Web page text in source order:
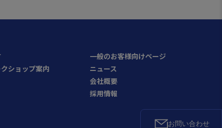
お問い合わせ
ショップ案内
一般のお客様向けページ
ニュース
会社概要
採用情報